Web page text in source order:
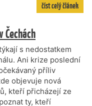
číst celý článek
s nedostatkem
Ani krize poslední
příliv
objevuje nová
kteří přicházejí ze
ty, kteří